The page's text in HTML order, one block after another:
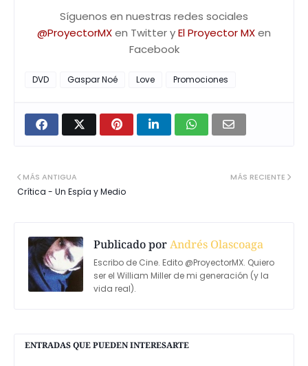
Síguenos en nuestras redes sociales
@ProyectorMXen Twitter yEl Proyector MXen
Facebook
DVD Gaspar Noé Love Promociones
MÁS RECIENTE
MÁS ANTIGUA
Crítica - Un Espía y Medio
Publicado porAndrés Olascoaga
Escribo de Cine. Edito @ProyectorMX. Quiero
ser el William Miller de mi generación (y la
vida real).
ENTRADAS QUE PUEDEN INTERESARTE